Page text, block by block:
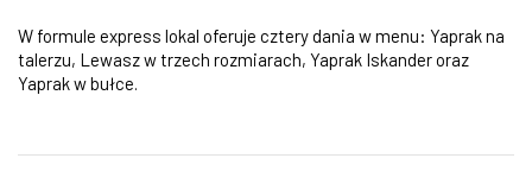
W formule express lokal oferuje cztery dania w menu: Yaprak na
talerzu, Lewasz w trzech rozmiarach, Yaprak Iskander oraz
Yaprak w bułce.